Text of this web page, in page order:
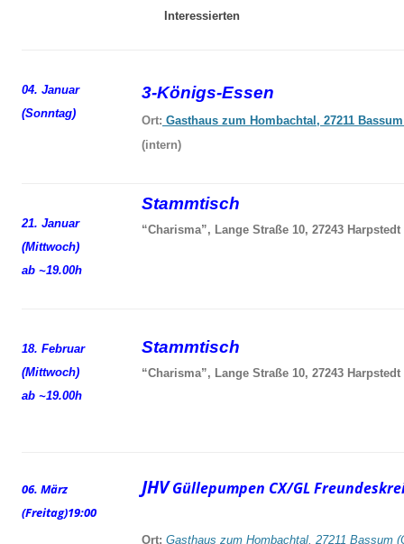
Interessierten
04. Januar
(Sonntag)
3-Königs-Essen
Ort: Gasthaus zum Hombachtal, 27211
(intern)
21. Januar
(Mittwoch)
ab ~19.00h
Stammtisch
“Charisma”, Lange Straße 10, 27243 Harpstedt
18. Februar
(Mittwoch)
ab ~19.00h
Stammtisch
“Charisma”, Lange Straße 10, 27243 Harpstedt
06. März
(Freitag)19:00
JHV Güllepumpen CX/GL
Ort: Gasthaus zum Hombachtal, 27211 Bassum